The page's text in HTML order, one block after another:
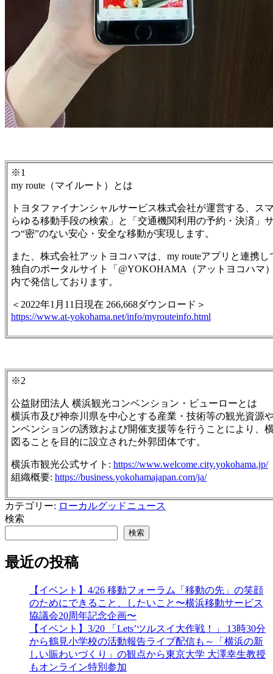
※1
my route（マイルート）とは
トヨタファイナンシャルサービス株式会社が運営する、
らゆる移動手段の検索」と「交通機関利用の予約・決済」
つ“密”のない安心・安全な移動が実現します。
また、株式会社アットヨコハマは、my routeアプリと連携
独自のポータルサイト「@YOKOHAMA（アットヨコハマ
内で発信しております。
＜2022年1月11日現在 266,668ダウンロード＞
https://www.at-yokohama.net/info/myrouteinfo.html
※2
公益財団法人 横浜観光コンベンション・ビューローとは
横浜市及び神奈川県を中心とする産業・技術等の観光資源
ンベンションの誘致および開催支援等を行うことにより、
図ることを目的に設立された外郭団体です。
横浜市観光公式サイト: https://www.welcome.city.yokohama.jp/
組織概要: https://business.yokohamajapan.com/ja/
カテゴリー: ローカルグッドニュース
検索
検索
最近の投稿
【イベント】4/26 移動フォーラム「移動の先」の笑顔
のためにできること、したいこと〜横浜移動サービス
協議会20周年記念企画〜
【イベント】3/20 「Lets’ツルスイ大作戦！」 13時30分
から鶴見小学校の活動報告ライブ配信も～「横浜の新
しい賑わいづくり」の観点から東京大学 大澤幸生教授
もオンライン特別参加